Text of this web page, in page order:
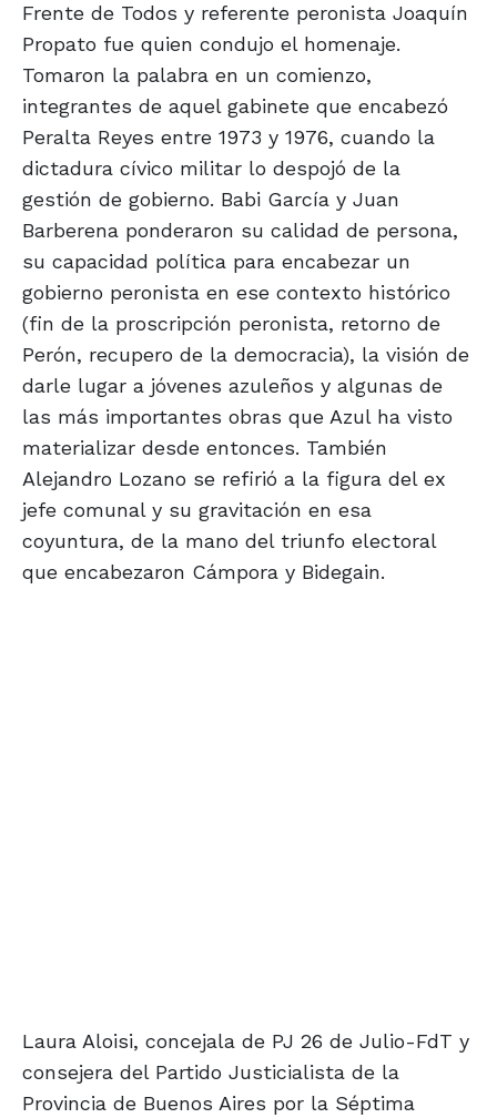
Frente de Todos y referente peronista Joaquín
Propato fue quien condujo el homenaje.
Tomaron la palabra en un comienzo,
integrantes de aquel gabinete que encabezó
Peralta Reyes entre 1973 y 1976, cuando la
dictadura cívico militar lo despojó de la
gestión de gobierno. Babi García y Juan
Barberena ponderaron su calidad de persona,
su capacidad política para encabezar un
gobierno peronista en ese contexto histórico
(fin de la proscripción peronista, retorno de
Perón, recupero de la democracia), la visión de
darle lugar a jóvenes azuleños y algunas de
las más importantes obras que Azul ha visto
materializar desde entonces. También
Alejandro Lozano se refirió a la figura del ex
jefe comunal y su gravitación en esa
coyuntura, de la mano del triunfo electoral
que encabezaron Cámpora y Bidegain.
Laura Aloisi, concejala de PJ 26 de Julio-FdT y
consejera del Partido Justicialista de la
Provincia de Buenos Aires por la Séptima